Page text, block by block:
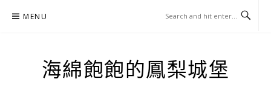
MENU
海綿飽飽的鳳梨城堡